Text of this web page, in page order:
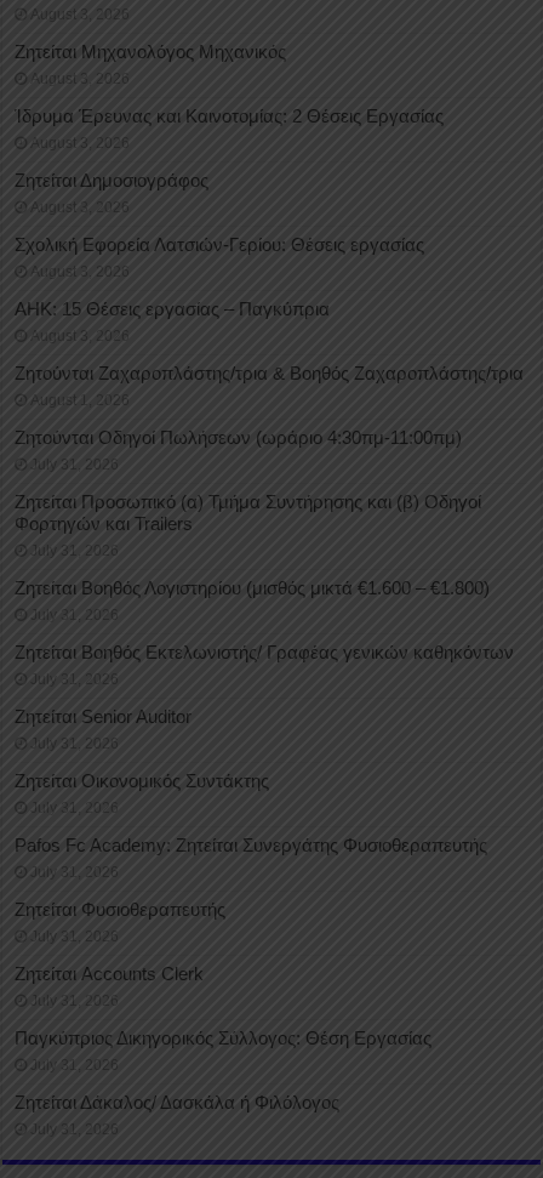
August 3, 2026
Ζητείται Μηχανολόγος Μηχανικός
August 3, 2026
Ίδρυμα Έρευνας και Καινοτομίας: 2 Θέσεις Εργασίας
August 3, 2026
Ζητείται Δημοσιογράφος
August 3, 2026
Σχολική Εφορεία Λατσιών-Γερίου: Θέσεις εργασίας
August 3, 2026
ΑΗΚ: 15 Θέσεις εργασίας – Παγκύπρια
August 3, 2026
Ζητούνται Ζαχαροπλάστης/τρια & Βοηθός Ζαχαροπλάστης/τρια
August 1, 2026
Ζητούνται Οδηγοί Πωλήσεων (ωράριο 4:30πμ-11:00πμ)
July 31, 2026
Ζητείται Προσωπικό (α) Τμήμα Συντήρησης και (β) Οδηγοί
Φορτηγών και Trailers
July 31, 2026
Ζητείται Βοηθός Λογιστηρίου (μισθός μικτά €1.600 – €1.800)
July 31, 2026
Ζητείται Βοηθός Εκτελωνιστής/ Γραφέας γενικών καθηκόντων
July 31, 2026
Ζητείται Senior Auditor
July 31, 2026
Ζητείται Οικονομικός Συντάκτης
July 31, 2026
Pafos Fc Academy: Ζητείται Συνεργάτης Φυσιοθεραπευτής
July 31, 2026
Ζητείται Φυσιοθεραπευτής
July 31, 2026
Ζητείται Accounts Clerk
July 31, 2026
Παγκύπριος Δικηγορικός Σύλλογος: Θέση Εργασίας
July 31, 2026
Ζητείται Δάκαλος/ Δασκάλα ή Φιλόλογος
July 31, 2026